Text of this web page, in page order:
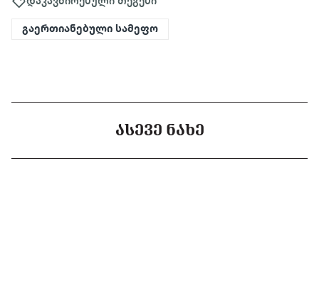
გაერთიანებული სამეფო
ᲐᲡᲔᲕᲔ ᲜᲐᲮᲔ